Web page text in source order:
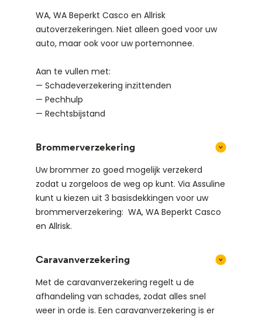
WA, WA Beperkt Casco en Allrisk
autoverzekeringen. Niet alleen goed voor uw
auto, maar ook voor uw portemonnee.
Aan te vullen met:
— Schadeverzekering inzittenden
— Pechhulp
— Rechtsbijstand
Brommerverzekering
Uw brommer zo goed mogelijk verzekerd
zodat u zorgeloos de weg op kunt. Via Assuline
kunt u kiezen uit 3 basisdekkingen voor uw
brommerverzekering: WA, WA Beperkt Casco
en Allrisk.
Caravanverzekering
Met de caravanverzekering regelt u de
afhandeling van schades, zodat alles snel
weer in orde is. Een caravanverzekering is er